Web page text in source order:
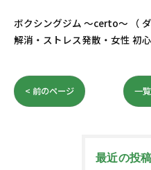
ボクシングジム ～certo～ （
解消・ストレス発散・女性 初
< 前のページ 一
最近の投稿